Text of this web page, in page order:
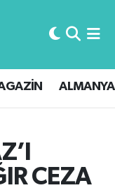
ALMANYA
CEZA